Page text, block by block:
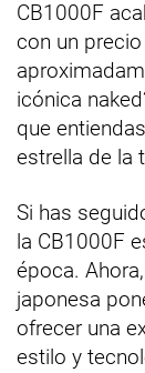
CB1000F
con un
icónica
que
estrella de la
Si has
la CB1000F
época.
japonesa
ofrecer una
estilo y